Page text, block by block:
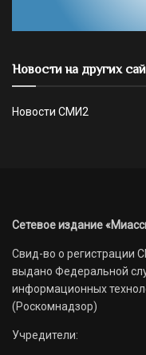
Новости на других
Новости СМИ2
Сетевое издание
Свид-во о регистрации
выдано Федеральной
информационных
(Роскомнадзор)
Учредители: